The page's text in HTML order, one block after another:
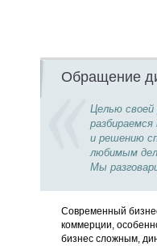
Обращение
Целью
и решению
любимым
Мы
Современный
коммерции,
бизнес сложным,